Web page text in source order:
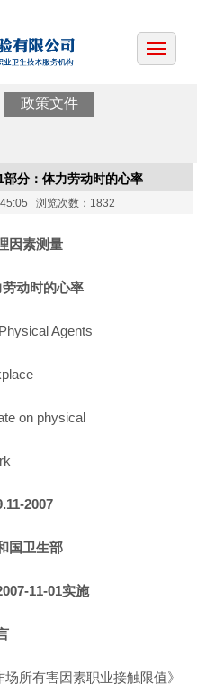
政策文件
分：体力劳动时的心率
浏览次数：1832
因素测量
动时的心率
Agents
on physical
2007
国卫生部
11-01实施
所有害因素职业接触限值》